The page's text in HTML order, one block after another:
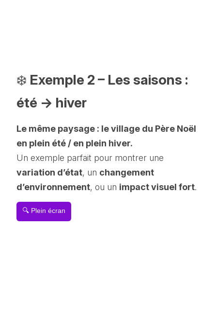
❄️ Exemple 2 – Les saisons :
été → hiver
Le même paysage : le village du Père Noël
en plein été / en plein hiver.
variation d’état, un changement
d’environnement, ou un impact visuel fort.